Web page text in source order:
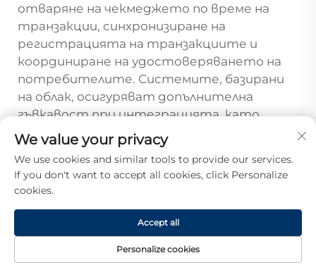
отваряне на чекмеджето по време на
транзакции, синхронизиране на
регистрацията на транзакциите и
координиране на удостоверяването на
потребителите. Системите, базирани
на облак, осигуряват допълнителна
гъвкавост при интеграцията, като
позволяват свързване с множество POS
системи и възможности за дистанционен
мониторинг.
Как бизнесите могат да
постигнат баланс между
изискванията за сигурност и
оперативната ефективност
We value your privacy
We use cookies and similar tools to provide our services.
If you don't want to accept all cookies, click Personalize
cookies.
Personalize cookies
Accept all